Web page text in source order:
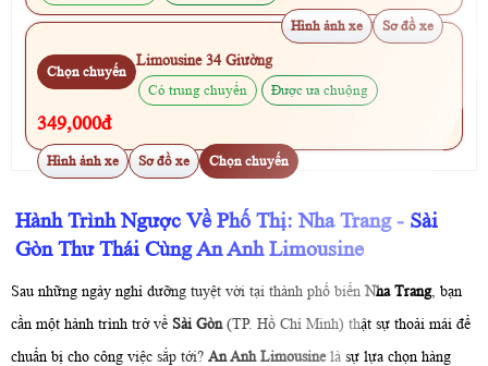
Hình ảnh xe Sơ đồ xe
Chọn chuyến
Limousine 34 Giường
Có trung chuyển
Được ưa chuộng
349,000đ
Hình ảnh xe Sơ đồ xe Chọn chuyến
Hành Trình Ngược Về Phố Thị: Nha Trang - Sài
Gòn Thư Thái Cùng An Anh Limousine
Sau những ngày nghỉ dưỡng tuyệt vời tại thành phố biểnNha Trang, bạn
cần một hành trình trở về Sài Gòn(TP. Hồ Chí Minh) thật sự thoải mái để
chuẩn bị cho công việc sắp tới? An Anh Limousinelà sự lựa chọn hàng